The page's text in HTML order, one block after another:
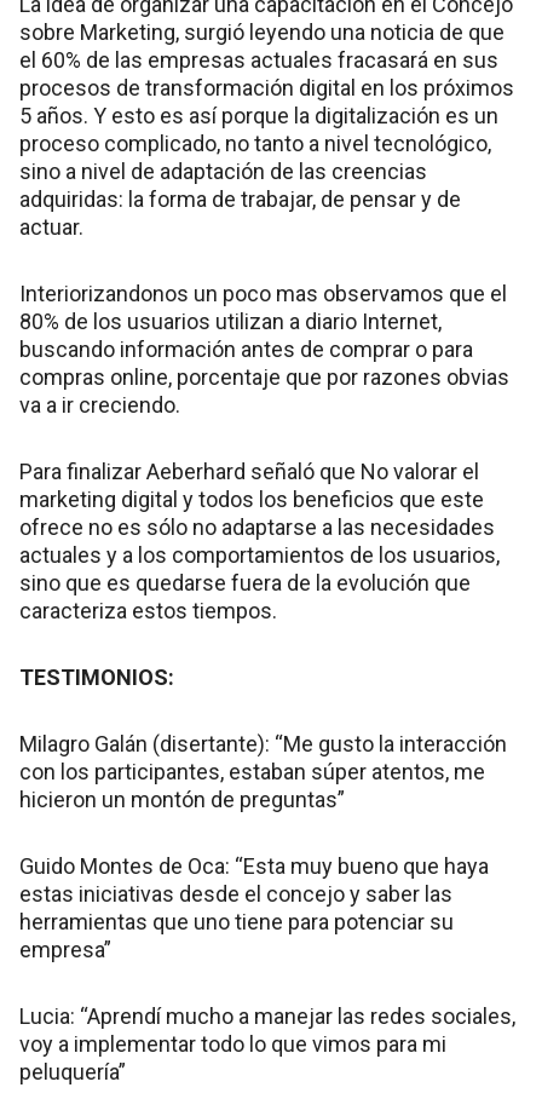
sobre Marketing, surgió leyendo una noticia de que
el 60% de las empresas actuales fracasará en sus
procesos de transformación digital en los próximos
5 años. Y esto es así porque la digitalización es un
proceso complicado, no tanto a nivel tecnológico,
sino a nivel de adaptación de las creencias
adquiridas: la forma de trabajar, de pensar y de
actuar.
Interiorizandonos un poco mas observamos que el
80% de los usuarios utilizan a diario Internet,
buscando información antes de comprar o para
compras online, porcentaje que por razones obvias
va a ir creciendo.
Para finalizar Aeberhard señaló que No valorar el
marketing digital y todos los beneficios que este
ofrece no es sólo no adaptarse a las necesidades
actuales y a los comportamientos de los usuarios,
sino que es quedarse fuera de la evolución que
caracteriza estos tiempos.
TESTIMONIOS:
Milagro Galán (disertante): “Me gusto la interacción
con los participantes, estaban súper atentos, me
hicieron un montón de preguntas”
Guido Montes de Oca: “Esta muy bueno que haya
estas iniciativas desde el concejo y saber las
herramientas que uno tiene para potenciar su
empresa”
Lucia: “Aprendí mucho a manejar las redes sociales,
voy a implementar todo lo que vimos para mi
peluquería”